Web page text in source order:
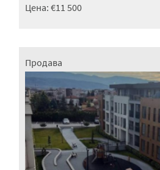
Цена: €11 500
Продава